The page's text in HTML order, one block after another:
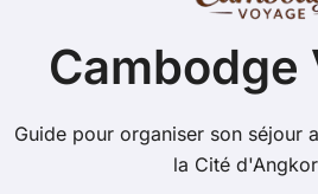
Cambodge
Guide pour organiser son séjour
la Cité